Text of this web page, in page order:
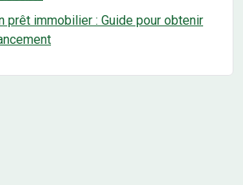
prêt immobilier : Guide pour obtenir